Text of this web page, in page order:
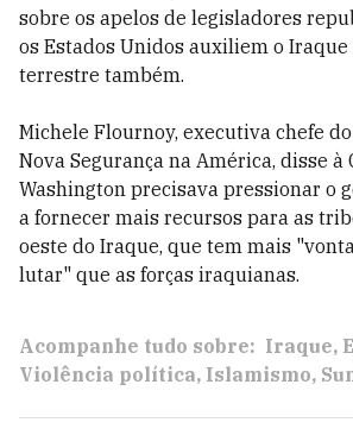
sobre os apelos de legisladores
os Estados Unidos auxiliem o Iraque
terrestre também.
Michele Flournoy, executiva chefe
Nova Segurança na América, disse à
Washington precisava pressionar o
a fornecer mais recursos para as
oeste do Iraque, que tem mais
lutar" que as forças iraquianas.
Acompanhe tudo sobre: Iraque
Violência política Islamismo